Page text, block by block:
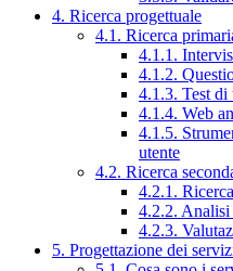
4. Ricerca progettuale
4.1. Ricerca
4.1.1.
4.1.2.
4.1.3. Test di
4.1.4. Web
4.1.5.
utente
4.2. Ricerca
4.2.1.
4.2.2. Analisi
4.2.3.
5. Progettazione dei